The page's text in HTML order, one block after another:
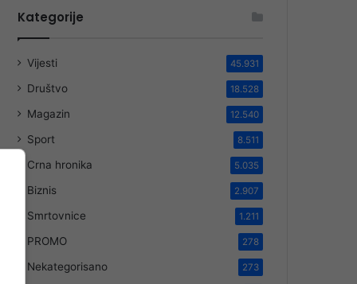
Kategorije
Vijesti 45.931
Društvo 18.528
Magazin 12.540
Sport 8.511
Crna hronika 5.035
Biznis 2.907
Smrtovnice 1.211
PROMO 278
Nekategorisano 273